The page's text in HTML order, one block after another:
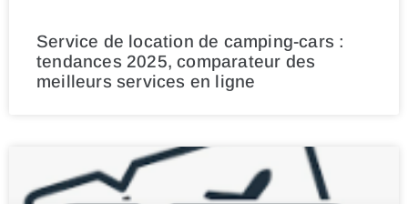
Service de location de camping-cars :
tendances 2025, comparateur des
meilleurs services en ligne